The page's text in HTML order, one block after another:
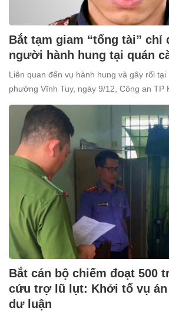
Bắt tạm giam “tổng tài” chỉ
người hành hung tại quán
Liên quan đến vụ hành hung và gây rối
phường Vĩnh Tuy, ngày 9/12, Công an TP
tố và bắt tạm giam Nguyễn Văn Thiên
Diên, Hà Nội) để điều tra về tội “Gây rối
Bắt cán bộ chiếm đoạt 500
cứu trợ lũ lụt: Khởi tố vụ
dư luận